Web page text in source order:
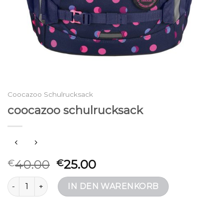
Coocazoo Schulrucksack
coocazoo schulrucksack
€40.00 €25.00
coocazoo schulrucksack Menge
IN DEN WARENKORB